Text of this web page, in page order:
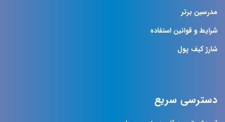
مدرسین برتر
شرایط و قوانین استفاده
شارژ کیف پول
دسترسی سریع